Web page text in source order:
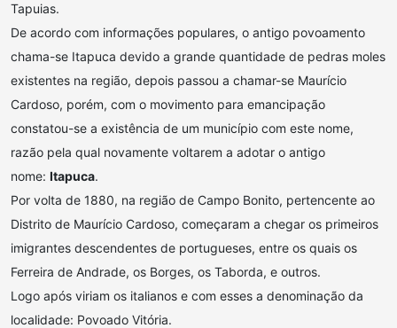
Tapuias.
De acordo com informações populares, o antigo povoamento
chama-se Itapuca devido a grande quantidade de pedras moles
existentes na região, depois passou a chamar-se Maurício
Cardoso, porém, com o movimento para emancipação
constatou-se a existência de um município com este nome,
razão pela qual novamente voltarem a adotar o antigo
nome: Itapuca.
Por volta de 1880, na região de Campo Bonito, pertencente ao
Distrito de Maurício Cardoso, começaram a chegar os primeiros
imigrantes descendentes de portugueses, entre os quais os
Ferreira de Andrade, os Borges, os Taborda, e outros.
Logo após viriam os italianos e com esses a denominação da
localidade: Povoado Vitória.